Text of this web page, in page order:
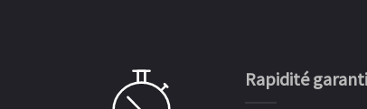
Rapidité
ne peut plus s'en passer.